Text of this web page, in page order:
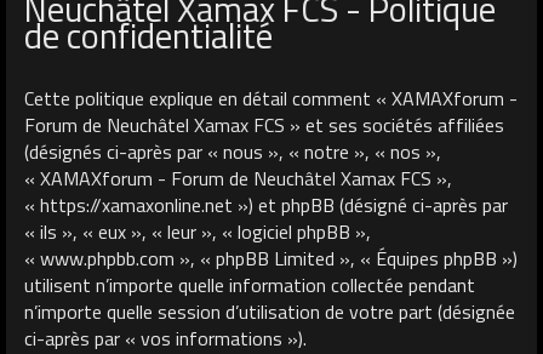
de confidentialité
Cette politique explique en détail comment « XAMAXforum -
Forum de Neuchâtel Xamax FCS » et ses sociétés affiliées
(désignés ci-après par « nous », « notre », « nos »,
« XAMAXforum - Forum de Neuchâtel Xamax FCS »,
« https://xamaxonline.net ») et phpBB (désigné ci-après par
« ils », « eux », « leur », « logiciel phpBB »,
« www.phpbb.com », « phpBB Limited », « Équipes phpBB »)
utilisent n’importe quelle information collectée pendant
n’importe quelle session d’utilisation de votre part (désignée
ci-après par « vos informations »).